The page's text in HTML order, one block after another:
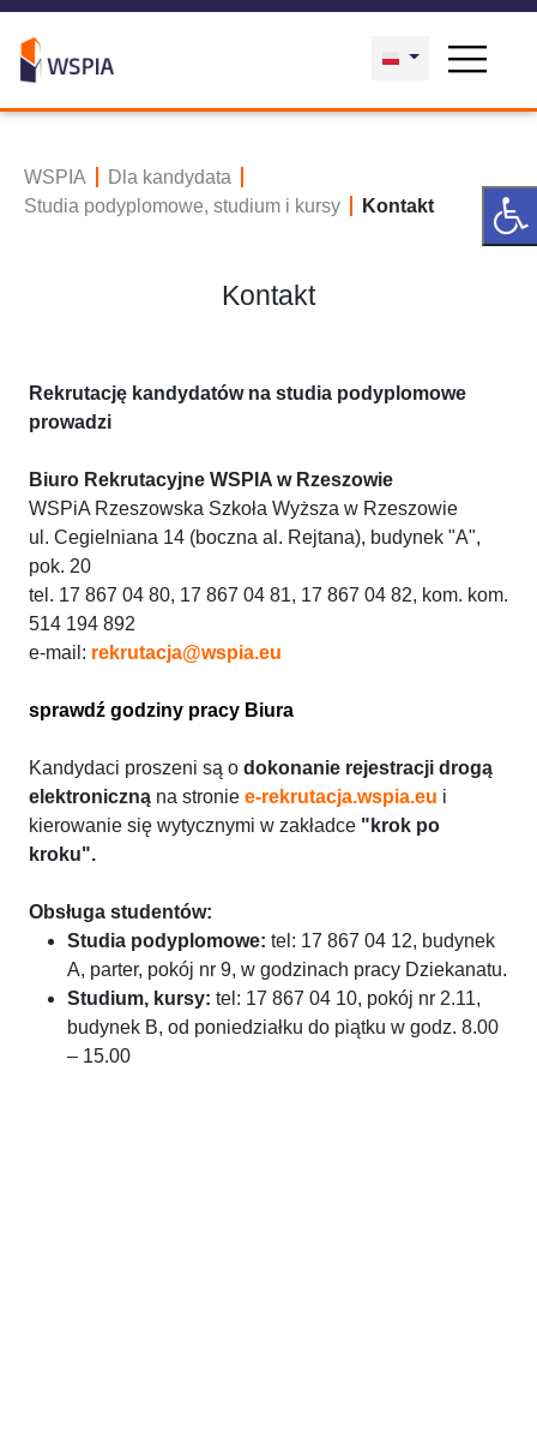
WSPIA
Dla kandydata
Studia podyplomowe, studium i kursy
Kontakt
Kontakt
Rekrutację kandydatów na studia podyplomowe
prowadzi
Biuro Rekrutacyjne WSPIA w Rzeszowie
WSPiA Rzeszowska Szkoła Wyższa w Rzeszowie
ul. Cegielniana 14 (boczna al. Rejtana), budynek "A",
pok. 20
tel. 17 867 04 80, 17 867 04 81, 17 867 04 82, kom. kom.
514 194 892
e-mail: rekrutacja@wspia.eu
sprawdź godziny pracy Biura
Kandydaci proszeni są o dokonanie rejestracji drogą
elektroniczną na stronie e-rekrutacja.wspia.eu i
kierowanie się wytycznymi w zakładce "krok po
kroku".
Obsługa studentów:
Studia podyplomowe: tel: 17 867 04 12, budynek
A, parter, pokój nr 9, w godzinach pracy Dziekanatu.
Studium, kursy: tel: 17 867 04 10, pokój nr 2.11,
budynek B, od poniedziałku do piątku w godz. 8.00
– 15.00